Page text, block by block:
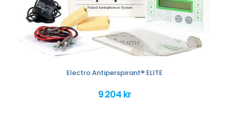
Electro Antiperspirant® ELITE
9 204 kr